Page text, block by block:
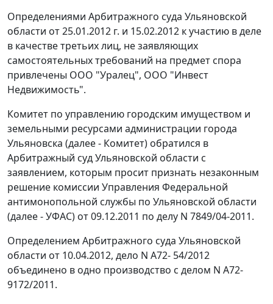
Определениями Арбитражного суда Ульяновской
области от 25.01.2012 г. и 15.02.2012 к участию в деле
в качестве третьих лиц, не заявляющих
самостоятельных требований на предмет спора
привлечены ООО "Уралец", ООО "Инвест
Недвижимость".
Комитет по управлению городским имуществом и
земельными ресурсами администрации города
Ульяновска (далее - Комитет) обратился в
Арбитражный суд Ульяновской области с
заявлением, которым просит признать незаконным
решение комиссии Управления Федеральной
антимонопольной службы по Ульяновской области
(далее - УФАС) от 09.12.2011 по делу N 7849/04-2011.
Определением Арбитражного суда Ульяновской
области от 10.04.2012, дело N А72- 54/2012
объединено в одно производство с делом N А72-
9172/2011.